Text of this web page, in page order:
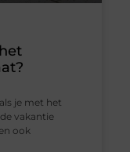
je met het
vakantie
ook